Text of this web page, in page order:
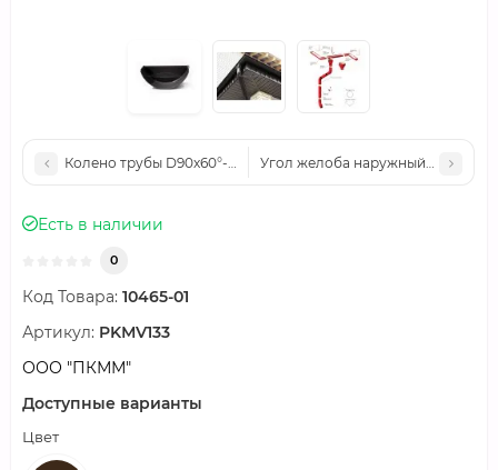
Колено трубы D90х60°-0.6 GS Высокопрочный полиэстер
Угол желоба наружный D125-0.6
Есть в наличии
0
Код Товара: 10465-01
Артикул: PKМV133
ООО "ПКММ"
Доступные варианты
Цвет